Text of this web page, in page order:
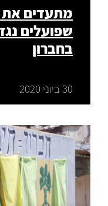
מתעדים את
שפועלים
בחברון
30 ביוני 2020